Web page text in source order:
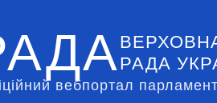
РАДА
вебпортал